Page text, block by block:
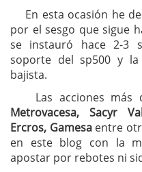
En esta ocasión he
por el sesgo que sigue
se instauró hace 2-3
soporte del sp500 y
bajista.
Las acciones más
Metrovacesa, Sacyr
Ercros, Gamesaentre
en este blog con la
apostar por rebotes ni